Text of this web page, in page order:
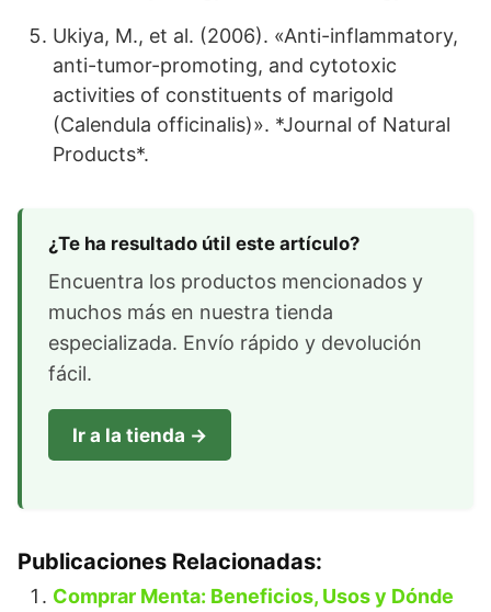
Ukiya, M., et al. (2006). «Anti-inflammatory,
anti-tumor-promoting, and cytotoxic
activities of constituents of marigold
(Calendula officinalis)». *Journal of Natural
Products*.
¿Te ha resultado útil este artículo?
Encuentra los productos mencionados y
muchos más en nuestra tienda
especializada. Envío rápido y devolución
fácil.
Ir a la tienda →
Publicaciones Relacionadas:
Comprar Menta: Beneficios, Usos y Dónde